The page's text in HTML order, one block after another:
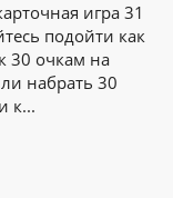
игра 31
подойти как
30 очкам на
набрать 30
к...